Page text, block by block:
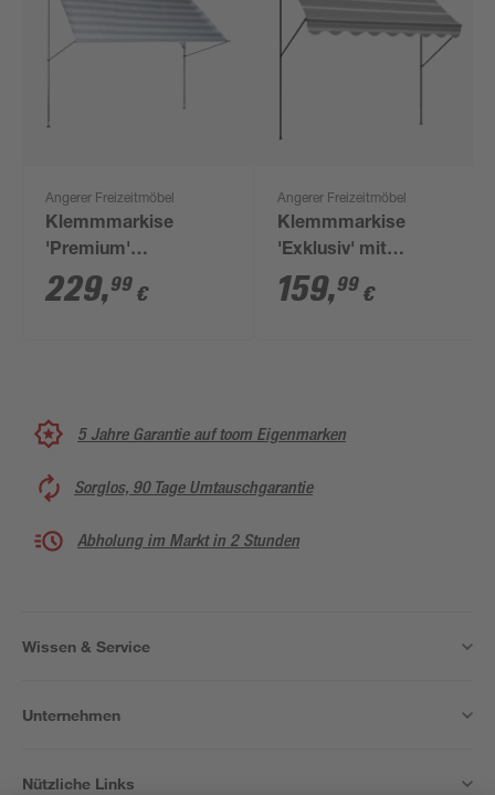
Angerer Freizeitmöbel
Klemmmarkise
'Premium'
wasserabweisend
200 x 170 cm
229,99 €
Angerer Freizeitmöbel
Klemmmarkise
'Exklusiv' mit
Volant/wasserabweisend
200 x 150 cm
159,99 €
5 Jahre Garantie auf toom Eigenmarken
Sorglos, 90 Tage Umtauschgarantie
Abholung im Markt in 2 Stunden
Wissen & Service
Unternehmen
Nützliche Links